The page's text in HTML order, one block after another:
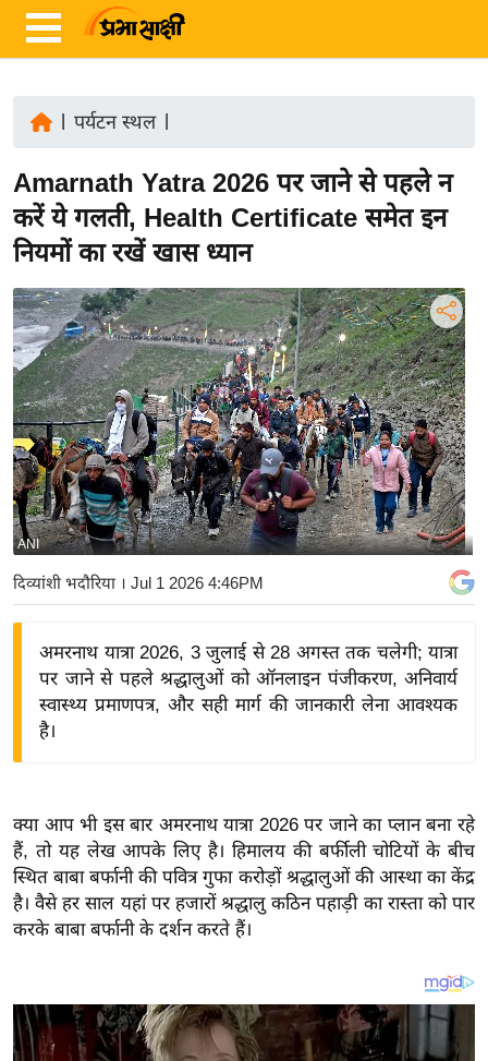
ज़ा
ख
ब
र
रा
ष्ट्री
य
अं
त
र्रा
ष्ट्री
य
बि
ज़
ने
द्यो
वि
शे
ष
ज्ञ
ब
ज
पर्यटन स्थल|
Amarnath Yatra 2026 पर जाने से पहले न
करें ये गलती, Health Certificate समेत इन
नियमों का रखें खास ध्यान
ANI
दिव्यांशी भदौरिया । Jul 1 2026 4:46PM
अमरनाथ यात्रा 2026, 3 जुलाई से 28 अगस्त तक चलेगी; यात्रा
पर जाने से पहले श्रद्धालुओं को ऑनलाइन पंजीकरण, अनिवार्य
स्वास्थ्य प्रमाणपत्र, और सही मार्ग की जानकारी लेना आवश्यक
है।
क्या आप भी इस बार अमरनाथ यात्रा 2026 पर जाने का प्लान बना रहे
हैं, तो यह लेख आपके लिए है। हिमालय की बर्फीली चोटियों के बीच
स्थित बाबा बर्फानी की पवित्र गुफा करोड़ों श्रद्धालुओं की आस्था का केंद्र
है। वैसे हर साल यहां पर हजारों श्रद्धालु कठिन पहाड़ी का रास्ता को पार
करके बाबा बर्फानी के दर्शन करते हैं।